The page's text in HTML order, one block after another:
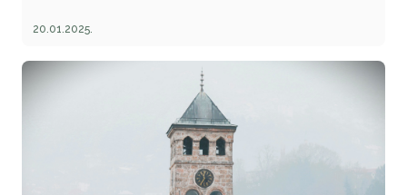
20.01.2025.